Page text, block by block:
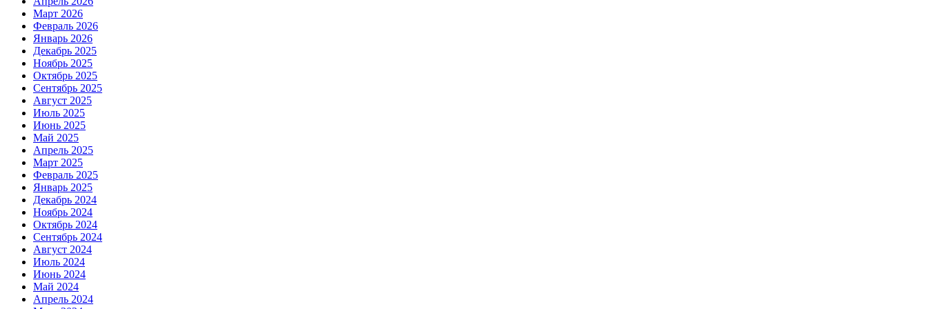
Март 2026
Февраль 2026
Январь 2026
Декабрь 2025
Ноябрь 2025
Октябрь 2025
Сентябрь 2025
Август 2025
Июль 2025
Июнь 2025
Май 2025
Апрель 2025
Март 2025
Февраль 2025
Январь 2025
Декабрь 2024
Ноябрь 2024
Октябрь 2024
Сентябрь 2024
Август 2024
Июль 2024
Июнь 2024
Май 2024
Апрель 2024